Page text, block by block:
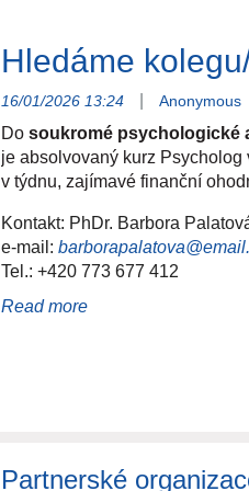
odpovídající vzdělání (u
· splnění podmínek práce ve
· zájem o psychosomatiku,
· U lékařů alespoň základní
nás
Jsme akreditované pracoviště
psychologa ve zdravotnictví,
·
práci ve zkušeném, lidském
O nás
Hledáme
16/01/2026 13:24 Anonymous
Do soukromé psychologické
je absolvovaný kurz
v týdnu, zajímavé finanční
Kontakt: PhDr. Barbora
e-mail:
Tel.: +420 773 677 412
Partnerské